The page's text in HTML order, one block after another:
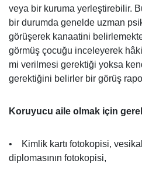
veya bir kuruma yerleştirebilir.
bir durumda genelde uzman
görüşerek kanaatini
görmüş çocuğu inceleyerek
mi verilmesi gerektiği yoksa
gerektiğini belirler bir görüş
Koruyucu aile olmak için
• Kimlik kartı fotokopisi,
diplomasının fotokopisi,